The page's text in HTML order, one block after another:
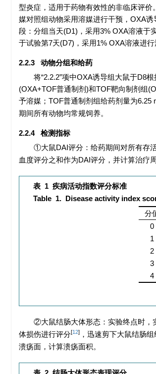
型炎症，适用于药物有效性的非临床评
媒对照组动物采用溶媒进行干预，OXA
段：分组当天(D1)，采用3% OXA溶液于
于试验第7天(D7)，采用1% OXA溶液进行
2.2.3 动物分组和给药
将“2.2.2”项中OXA诱导组大鼠于D8
(OXA+TOF普通制剂)和TOF靶向制剂组
予溶媒；TOF普通制剂组给药剂量为6.25
期间所有动物均常规饲养。
2.2.4 检测指标
①大鼠DAI评分：给药期间对所有存
血度评分之和作为DAI评分，并计算治疗
表 1 疾病活动指数评分标准
Table 1. Disease activity index
分
0
1
2
3
4
②大鼠结肠大体形态：实验终点时，
体损伤进行评分[12] ，迅速剪下大鼠结肠
溃疡面，计算溃疡面积。